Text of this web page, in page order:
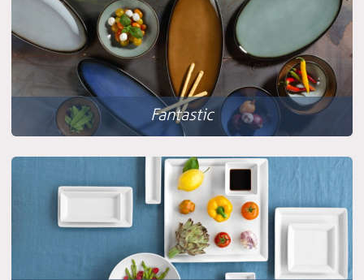
Fantastic